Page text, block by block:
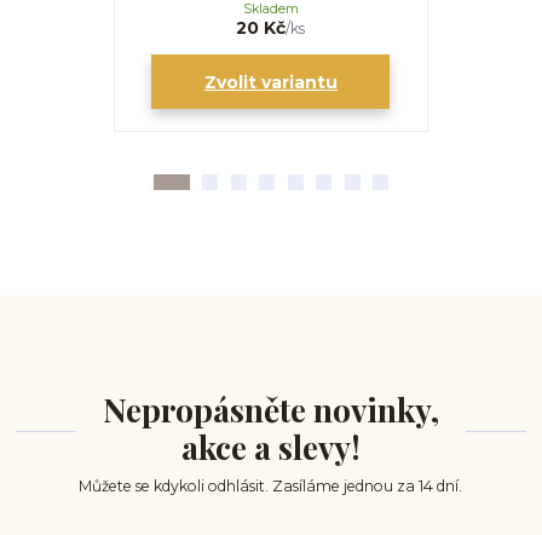
20 Kč/ks
Skladem
Zvolit variantu
Nepropásněte novinky,
akce a slevy!
Můžete se kdykoli odhlásit. Zasíláme jednou za 14 dní.